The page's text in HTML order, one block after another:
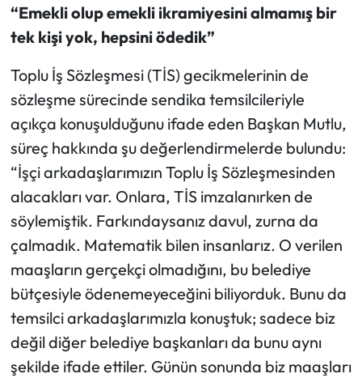
“Emekli olup emekli ikramiyesini almamış bir
tek kişi yok, hepsini ödedik”
Toplu İş Sözleşmesi (TİS) gecikmelerinin de
sözleşme sürecinde sendika temsilcileriyle
açıkça konuşulduğunu ifade eden Başkan Mutlu,
süreç hakkında şu değerlendirmelerde bulundu:
“İşçi arkadaşlarımızın Toplu İş Sözleşmesinden
alacakları var. Onlara, TİS imzalanırken de
söylemiştik. Farkındaysanız davul, zurna da
çalmadık. Matematik bilen insanlarız. O verilen
maaşların gerçekçi olmadığını, bu belediye
bütçesiyle ödenemeyeceğini biliyorduk. Bunu da
temsilci arkadaşlarımızla konuştuk; sadece biz
değil diğer belediye başkanları da bunu aynı
şekilde ifade ettiler. Günün sonunda biz maaşları